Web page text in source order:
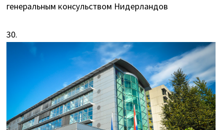
генеральным консульством Нидерландов
30.